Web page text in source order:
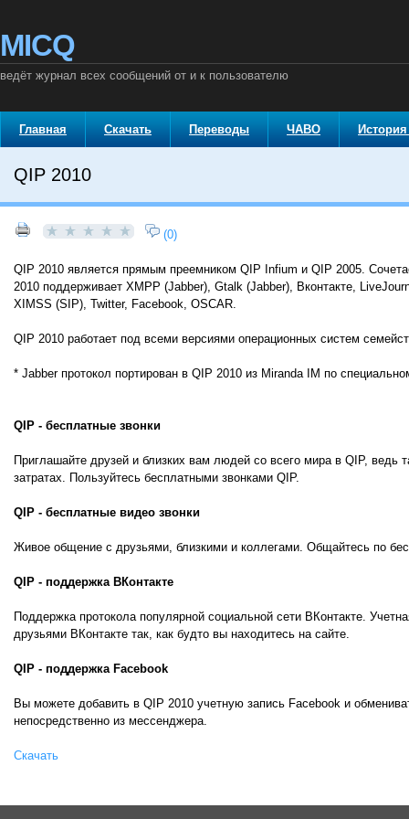
MICQ
ведёт журнал всех сообщений от и к пользователю
Главная Скачать Переводы ЧАВО
QIP 2010
(0)
QIP 2010 является прямым преемником QIP Infium и QIP 2005.
2010 поддерживает XMPP (Jabber), Gtalk (Jabber), Вконтакте,
XIMSS (SIP), Twitter, Facebook, OSCAR.
QIP 2010 работает под всеми версиями операционных систем
* Jabber протокол портирован в QIP 2010 из Miranda IM по
QIP - бесплатные звонки
Приглашайте друзей и близких вам людей со всего мира в QIP,
затратах. Пользуйтесь бесплатными звонками QIP.
QIP - бесплатные видео звонки
Живое общение с друзьями, близкими и коллегами. Общайтесь по
QIP - поддержка ВКонтакте
Поддержка протокола популярной социальной сети ВКонтакте.
друзьями ВКонтакте так, как будто вы находитесь на сайте.
QIP - поддержка Facebook
Вы можете добавить в QIP 2010 учетную запись Facebook и
непосредственно из мессенджера.
Скачать